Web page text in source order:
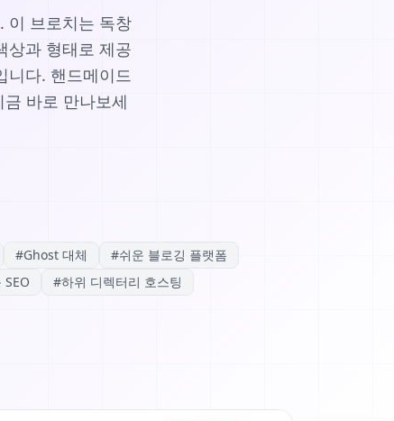
이 브로치는 독창
상과 형태로 제공
니다. 핸드메이드
바로 만나보세
#Ghost 대체 #쉬운 블로깅 플랫폼
SEO #하위 디렉터리 호스팅